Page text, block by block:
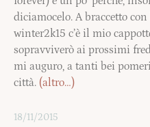
diciamocelo. A braccetto
winter2k15 c’è il mio
sopravviverò ai prossimi
mi auguro, a tanti bei
città. (altro…)
18/11/2015